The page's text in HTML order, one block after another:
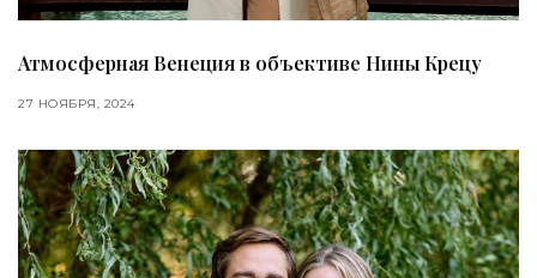
Атмосферная Венеция в объективе Нины Крецу
27 НОЯБРЯ, 2024